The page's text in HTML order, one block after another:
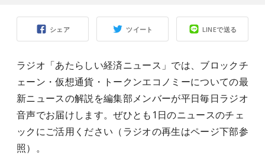
シェア ツイート LINEで送る
ラジオ「あたらしい経済ニュース」では、ブロックチ
ェーン・仮想通貨・トークンエコノミーについての最
新ニュースの解説を編集部メンバーが平日毎日ラジオ
音声でお届けします。ぜひとも1日のニュースのチェ
ックにご活用ください（ラジオの再生はページ下部参
照）。